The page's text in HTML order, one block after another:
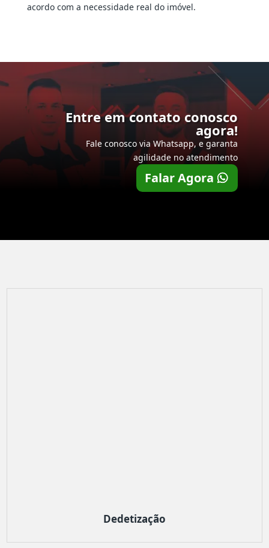
acordo com a necessidade real do imóvel.
Entre em contato conosco
agora!
Fale conosco via Whatsapp, e garanta
agilidade no atendimento
Falar Agora
Dedetização